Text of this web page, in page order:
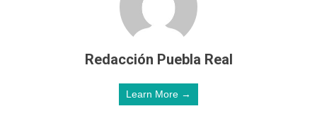
Redacción Puebla Real
Learn More →